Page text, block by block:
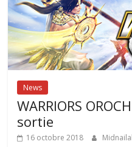
News
WARRIORS
sortie
16 octobre 2018